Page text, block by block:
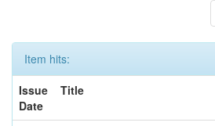
Item hits:
Issue
Date
Title